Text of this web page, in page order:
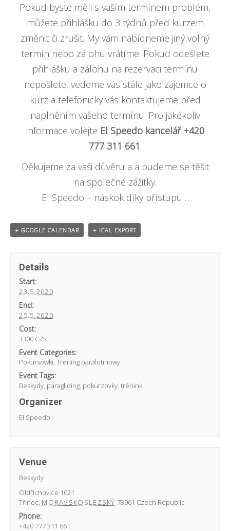
Pokud byste měli s vaším termínem problém,
můžete přihlášku do 3 týdnů před kurzem
změnit či zrušit. My vám nabídneme jiný volný
termín nebo zálohu vrátíme. Pokud odešlete
přihlášku a zálohu na rezervaci termínu
nepošlete, vedeme vás stále jako zájemce o
kurz a telefonicky vás kontaktujeme před
naplněním vašeho termínu. Pro jakékoliv
informace volejte El Speedo kancelář +420
777 311 661.
Děkujeme za vaši důvěru a a budeme se těšit
na společné zážitky.
El Speedo – náskok díky přístupu…
+ GOOGLE CALENDAR + ICAL EXPORT
Details
Start:
23.5.2020
End:
25.5.2020
Cost:
3300 CZK
Event Categories:
Pokursówki,Trening paralotniowy
Event Tags:
Beskydy, paragliding, pokurzovky,trénink
Organizer
El Speedo
Venue
Beskydy
Oldřichovice 1021
Třinec, MORAVSKOSLEZSKÝ 73961 Czech Republic
Phone:
+420 777 311 661